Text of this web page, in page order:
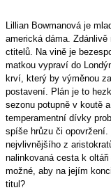
Lillian Bowmanová je
americká dáma.
ctitelů. Na vině je
matkou vypraví do
krví, který by výměnou
postavení. Plán je to
sezonu potupně v koutě
temperamentní dívky
spíše hrůzu či
nejvlivnějšího z
nalinkovaná cesta k
možné, aby na jejím
titul?